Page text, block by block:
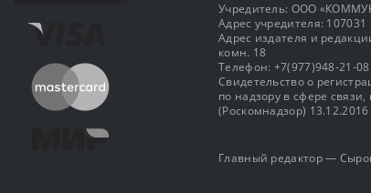
Учредитель: OOO
Адрес учредителя:
Адрес издателя и
комн. 18
Телефон: +7(977)948-21-08
Свидетельство о
по надзору в сфере
(Роскомнадзор) 13.12.2016
Главный редактор —